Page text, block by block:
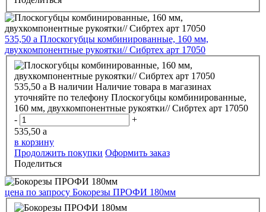
535,50 a Плоскогубцы комбинированные, 160 мм,
двухкомпонентные рукоятки// Сибртех арт 17050
535,50 a В наличии Наличие товара в магазинах
уточняйте по телефону Плоскогубцы комбинированные,
160 мм, двухкомпонентные рукоятки// Сибртех арт 17050
-
+
535,50 a
в корзину
Продолжить покупки Оформить заказ
Поделиться
цена по запросу Бокорезы ПРОФИ 180мм